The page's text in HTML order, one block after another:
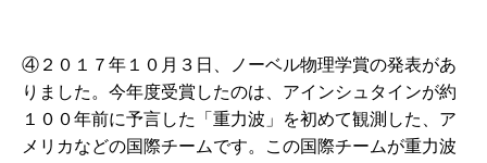
④２０１７年１０月３日、ノーベル物理学賞の発表があ
りました。今年度受賞したのは、アインシュタインが約
１００年前に予言した「重力波」を初めて観測した、ア
メリカなどの国際チームです。この国際チームが重力波